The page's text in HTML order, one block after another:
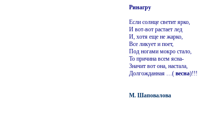
Ринагру
Если солнце светит ярко,
И вот-вот растает лед
И, хотя еще не жарко,
Все ликует и поет,
Под ногами мокро стало,
То причина всем ясна-
Значит вот она, настала,
Долгожданная …( весна)!!!
М. Шаповалова